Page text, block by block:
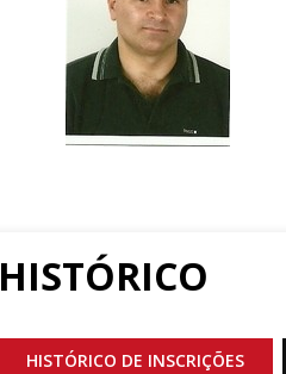
HISTÓRICO
HISTÓRICO DE INSCRIÇÕES